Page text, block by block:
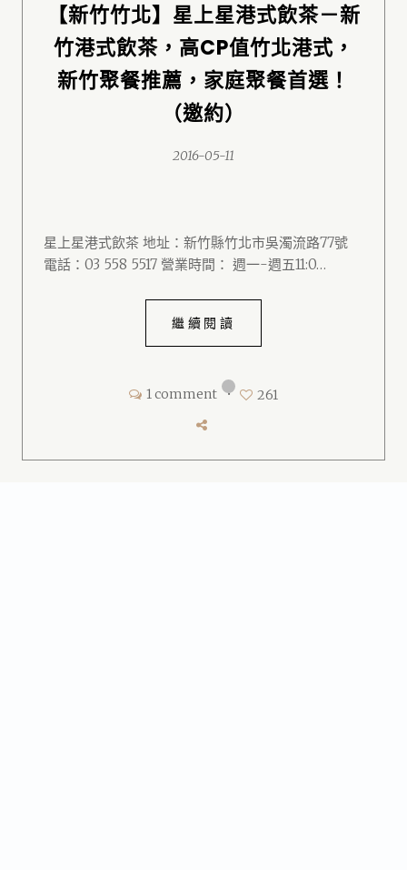
【新竹竹北】星上星港式飲茶－新
竹港式飲茶，高CP值竹北港式，
新竹聚餐推薦，家庭聚餐首選！
（邀約）
2016-05-11
星上星港式飲茶 地址：新竹縣竹北市吳濁流路77號
電話：03 558 5517 營業時間： 週一-週五11:0…
繼續閱讀
1 comment • 261